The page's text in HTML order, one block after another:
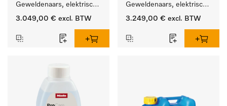
Geweldenaars, elektrisch
verwarmd  met zeer korte
8 kg in 42 min.
3.049,00 € excl. BTW
Geweldenaars, elektrisch
verwarmd  met zeer korte
8 kg in 42 min.
3.249,00 € excl. BTW